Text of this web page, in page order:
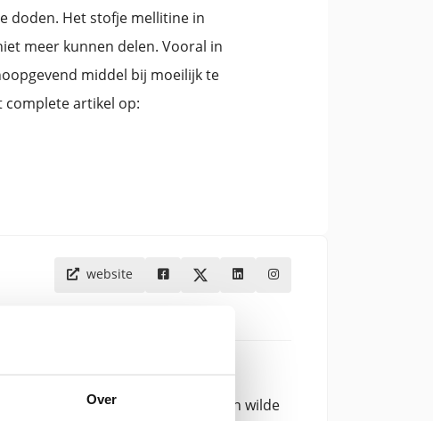
Over
doden. Het stofje mellitine in
meer kunnen delen. Vooral in
middel bij moeilijk te
complete artikel op:
website
betrokken bij de bescherming van wilde